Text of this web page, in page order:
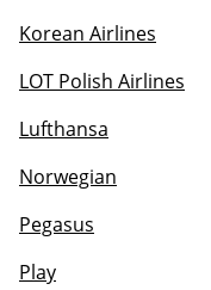
Korean Airlines
LOT Polish Airlines
Lufthansa
Norwegian
Pegasus
Play